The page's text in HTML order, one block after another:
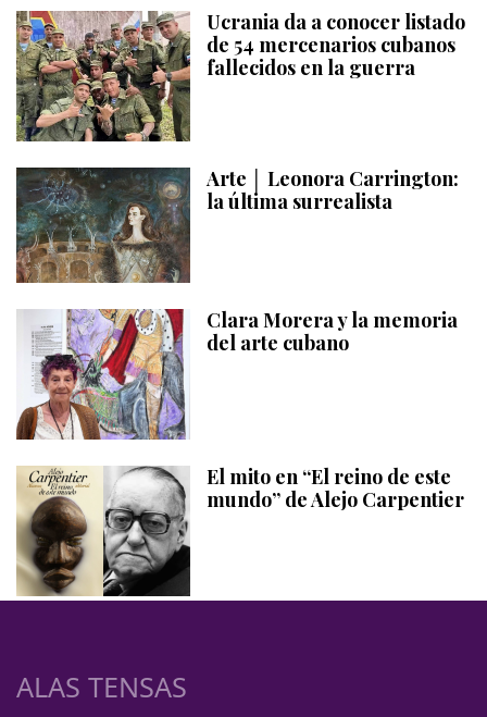
Ucrania da a conocer listado
de 54 mercenarios cubanos
fallecidos en la guerra
Arte │ Leonora Carrington:
la última surrealista
Clara Morera y la memoria
del arte cubano
El mito en “El reino de este
mundo” de Alejo Carpentier
ALAS TENSAS